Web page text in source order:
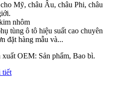
Mỹ, châu Âu, châu Phi, châu
nhôm
tùng ô tô hiệu suất cao chuyên
đặt hàng mẫu và...
xuất OEM: Sản phẩm, Bao bì.
tiết